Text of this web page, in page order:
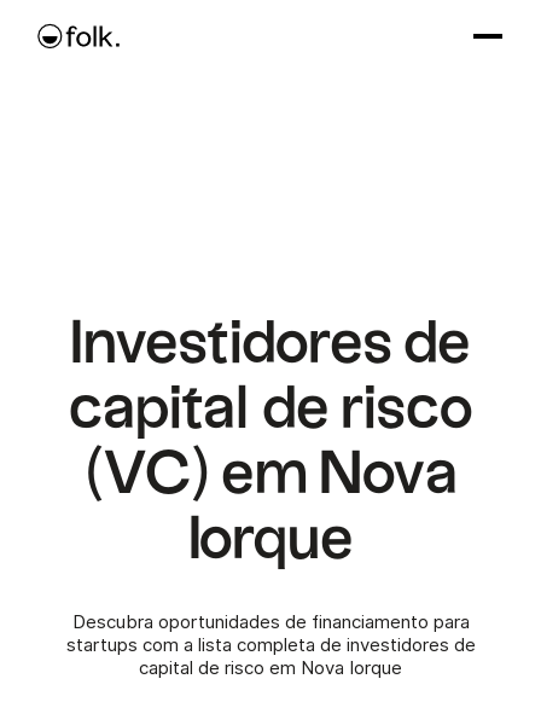
Investidores de
capital de risco
(VC) em Nova
Iorque
Descubra oportunidades de financiamento para
startups com a lista completa de investidores de
capital de risco em Nova Iorque